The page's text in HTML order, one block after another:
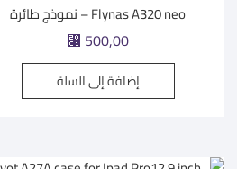
Flynas A320 neo – نموذج طائرة
⃁ 500,00
إضافة إلى السلة